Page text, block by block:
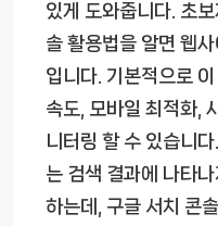
있게 도와줍니다. 초
솔 활용법을 알면 웹
입니다. 기본적으로
속도, 모바일 최적화,
니터링 할 수 있습니
는 검색 결과에 나타
하는데, 구글 서치 콘